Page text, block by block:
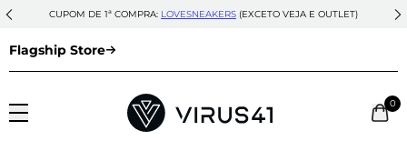
CUPOM DE 1ª COMPRA: LOVESNEAKERS (EXCETO VEJA E OUTLET)
Flagship Store
0